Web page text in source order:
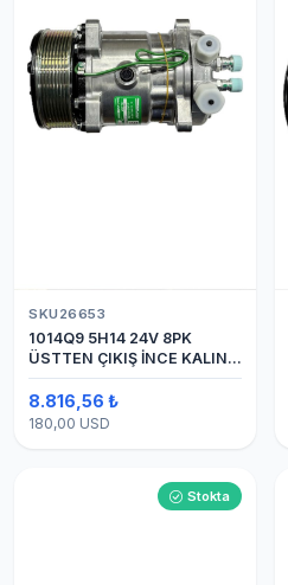
SKU26653
1014Q9 5H14 24V 8PK
ÜSTTEN ÇIKIŞ İNCE KALIN
(SANDEN) KLİMA
KOMPRESÖRÜ KOMPRESÖR
8.816,56 ₺
180,00 USD
Stokta